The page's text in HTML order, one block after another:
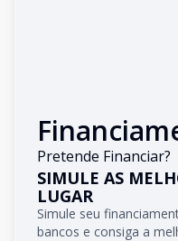
Pretende Financiar?
SIMULE AS
LUGAR
Simule seu
bancos e consiga a